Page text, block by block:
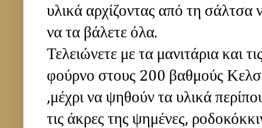
υλικά αρχίζοντας από τη σάλτσα
να τα βάλετε όλα.
Τελειώνετε με τα μανιτάρια και
φούρνο στους 200 βαθμούς
,μέχρι να ψηθούν τα υλικά
τις άκρες της ψημένες,